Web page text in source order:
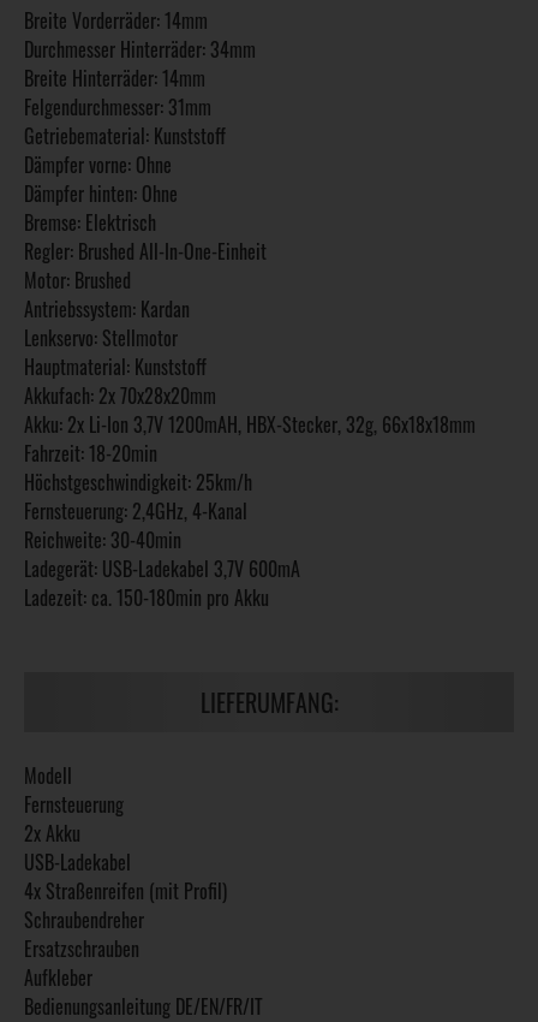
Breite Vorderräder: 14mm
Durchmesser Hinterräder: 34mm
Breite Hinterräder: 14mm
Felgendurchmesser: 31mm
Getriebematerial: Kunststoff
Dämpfer vorne: Ohne
Dämpfer hinten: Ohne
Bremse: Elektrisch
Regler: Brushed All-In-One-Einheit
Motor: Brushed
Antriebssystem: Kardan
Lenkservo: Stellmotor
Hauptmaterial: Kunststoff
Akkufach: 2x 70x28x20mm
Akku: 2x Li-Ion 3,7V 1200mAH, HBX-Stecker, 32g, 66x18x18mm
Fahrzeit: 18-20min
Höchstgeschwindigkeit: 25km/h
Fernsteuerung: 2,4GHz, 4-Kanal
Reichweite: 30-40min
Ladegerät: USB-Ladekabel 3,7V 600mA
Ladezeit: ca. 150-180min pro Akku
LIEFERUMFANG:
Modell
Fernsteuerung
2x Akku
USB-Ladekabel
4x Straßenreifen (mit Profil)
Schraubendreher
Ersatzschrauben
Aufkleber
Bedienungsanleitung DE/EN/FR/IT